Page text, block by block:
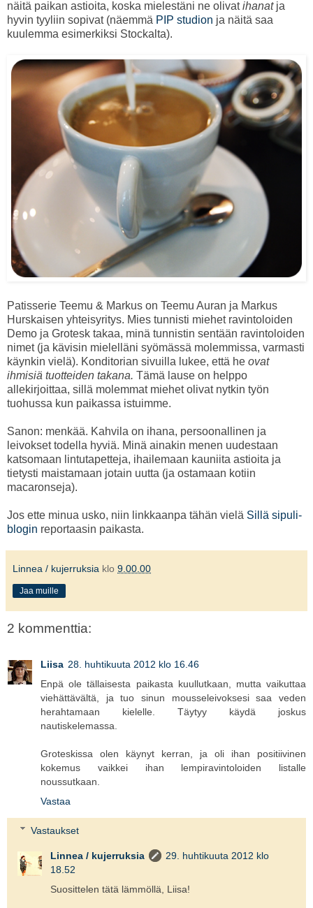
näitä paikan astioita, koska mielestäni ne olivatihanat ja
hyvin tyyliin sopivat (näemmä PIP studion ja näitä saa
kuulemma esimerkiksi Stockalta).
Patisserie Teemu & Markus on Teemu Auran ja Markus
Hurskaisen yhteisyritys. Mies tunnisti miehet ravintoloiden
Demo ja Grotesk takaa, minä tunnistin sentään ravintoloiden
nimet (ja kävisin mielelläni syömässä molemmissa, varmasti
käynkin vielä). Konditorian sivuilla lukee, että he ovat
ihmisiä tuotteiden takana. Tämä lause on helppo
allekirjoittaa, sillä molemmat miehet olivat nytkin työn
tuohussa kun paikassa istuimme.
Sanon: menkää. Kahvila on ihana, persoonallinen ja
leivokset todella hyviä. Minä ainakin menen uudestaan
katsomaan lintutapetteja, ihailemaan kauniita astioita ja
tietysti maistamaan jotain uutta (ja ostamaan kotiin
macaronseja).
Jos ette minua usko, niin linkkaanpa tähän vielä Sillä sipuli-
blogin reportaasin paikasta.
Linnea / kujerruksia klo 9.00.00
Jaa muille
2 kommenttia:
Liisa 28. huhtikuuta 2012 klo 16.46
Enpä ole tällaisesta paikasta kuullutkaan, mutta vaikuttaa
viehättävältä, ja tuo sinun mousseleivoksesi saa veden
herahtamaan kielelle. Täytyy käydä joskus
nautiskelemassa.
Groteskissa olen käynyt kerran, ja oli ihan positiivinen
kokemus vaikkei ihan lempiravintoloiden listalle
noussutkaan.
Vastaa
Vastaukset
Linnea / kujerruksia
29. huhtikuuta 2012 klo
18.52
Suosittelen tätä lämmöllä, Liisa!